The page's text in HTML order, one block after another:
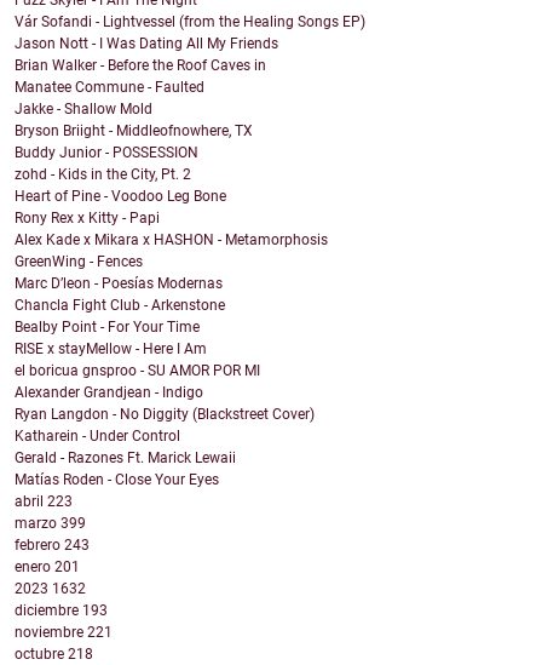
Vár Sofandi - Lightvessel (from the Healing Songs EP)
Jason Nott - I Was Dating All My Friends
Brian Walker - Before the Roof Caves in
Manatee Commune - Faulted
Jakke - Shallow Mold
Bryson Briight - Middleofnowhere, TX
Buddy Junior - POSSESSION
zohd - Kids in the City, Pt. 2
Heart of Pine - Voodoo Leg Bone
Rony Rex x Kitty - Papi
Alex Kade x Mikara x HASHON - Metamorphosis
GreenWing - Fences
Marc D’leon - Poesías Modernas
Chancla Fight Club - Arkenstone
Bealby Point - For Your Time
RISE x stayMellow - Here I Am
el boricua gnsproo - SU AMOR POR MI
Alexander Grandjean - Indigo
Ryan Langdon - No Diggity (Blackstreet Cover)
Katharein - Under Control
Gerald - Razones Ft. Marick Lewaii
Matías Roden - Close Your Eyes
abril 223
marzo 399
febrero 243
enero 201
2023 1632
diciembre 193
noviembre 221
octubre 218